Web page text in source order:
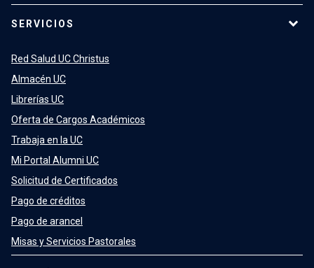
SERVICIOS
Red Salud UC Christus
Almacén UC
Librerías UC
Oferta de Cargos Académicos
Trabaja en la UC
Mi Portal Alumni UC
Solicitud de Certificados
Pago de créditos
Pago de arancel
Misas y Servicios Pastorales